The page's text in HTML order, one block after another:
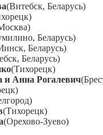
(Витебск, Беларусь)
Беларусь)
Беларусь)
Беларусь)
(Тихорецк)
и Анна Рогалевич
(Тихорецк)
(Орехово-Зуево)